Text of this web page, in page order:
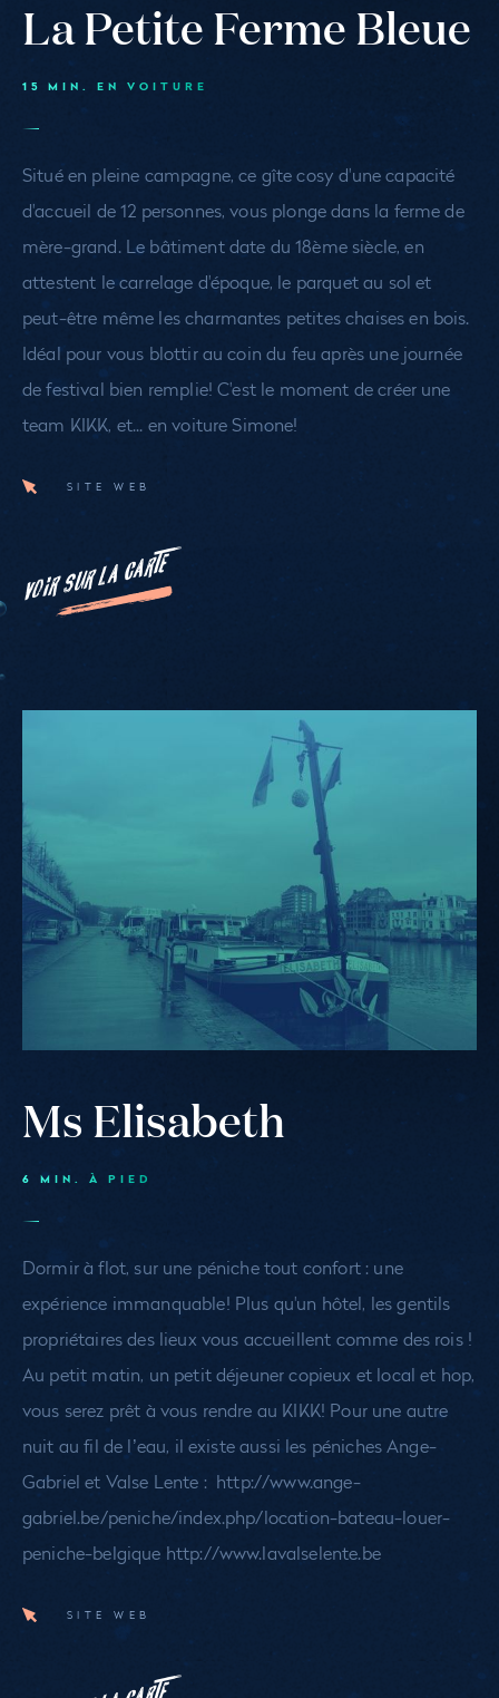
La Petite Ferme Bleue
15 MIN. EN VOITURE
Situé en pleine campagne, ce gîte cosy d'une capacité
d'accueil de 12 personnes, vous plonge dans la ferme de
mère-grand. Le bâtiment date du 18ème siècle, en
attestent le carrelage d'époque, le parquet au sol et
peut-être même les charmantes petites chaises en bois.
Idéal pour vous blottir au coin du feu après une journée
de festival bien remplie! C'est le moment de créer une
team KIKK, et... en voiture Simone!
SITE WEB
VOIR SUR LA CARTE
Ms Elisabeth
6 MIN. À PIED
Dormir à flot, sur une péniche tout confort : une
expérience immanquable! Plus qu'un hôtel, les gentils
propriétaires des lieux vous accueillent comme des rois !
Au petit matin, un petit déjeuner copieux et local et hop,
vous serez prêt à vous rendre au KIKK! Pour une autre
nuit au fil de l’eau, il existe aussi les péniches Ange-
Gabriel et Valse Lente : http://www.ange-
gabriel.be/peniche/index.php/location-bateau-louer-
peniche-belgique http://www.lavalselente.be
SITE WEB